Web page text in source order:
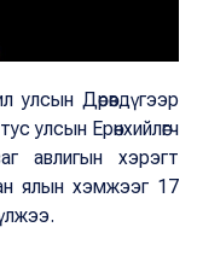
улсын Дөрөвдүгээр
улсын Ерөнхийлөгч
авлигын хэрэгт
ялын хэмжээг 17